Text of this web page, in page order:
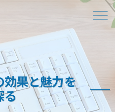
果と魅力を
る